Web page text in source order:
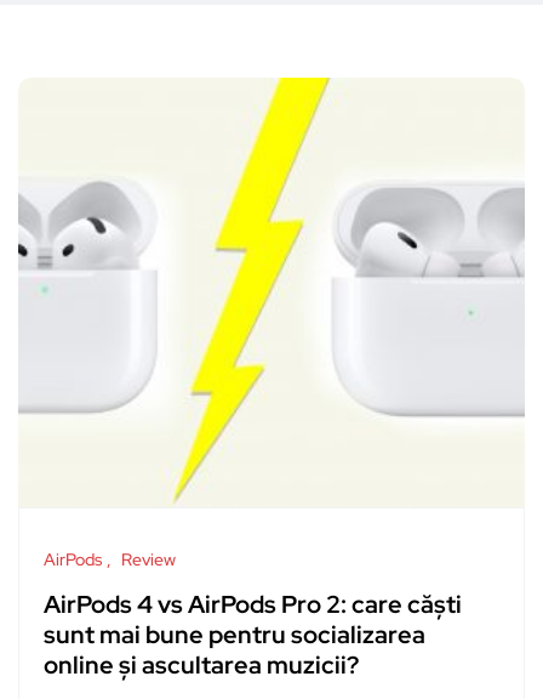
AirPods Review
AirPods 4 vs AirPods Pro 2: care căști
sunt mai bune pentru socializarea
online și ascultarea muzicii?